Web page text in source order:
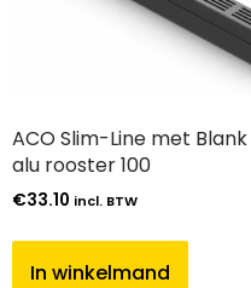
ACO Slim-Line met Blank
alu rooster 100
€33.10 incl. BTW
In winkelmand